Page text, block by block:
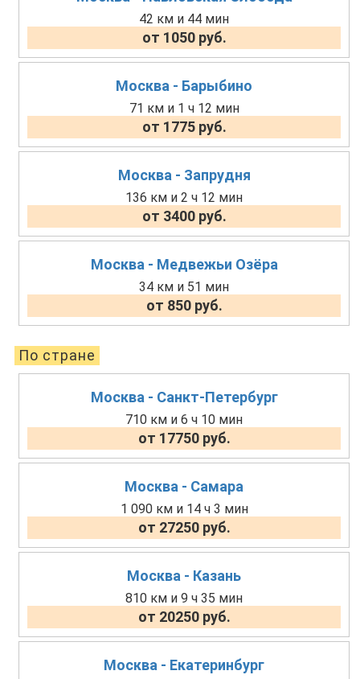
42 км и 44 мин
от 1050 руб.
Москва - Барыбино
71 км и 1 ч 12 мин
от 1775 руб.
Москва - Запрудня
136 км и 2 ч 12 мин
от 3400 руб.
Москва - Медвежьи Озёра
34 км и 51 мин
от 850 руб.
По стране
Москва - Санкт-Петербург
710 км и 6 ч 10 мин
от 17750 руб.
Москва - Самара
1 090 км и 14 ч 3 мин
от 27250 руб.
Москва - Казань
810 км и 9 ч 35 мин
от 20250 руб.
Москва - Екатеринбург